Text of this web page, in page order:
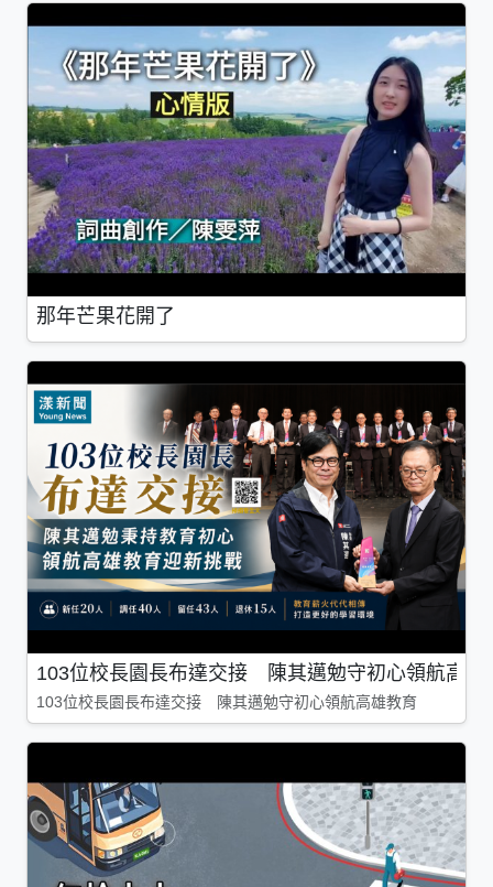
那年芒果花開了
103位校長園長布達交接 陳其邁勉守初心領航高雄
103位校長園長布達交接 陳其邁勉守初心領航高雄教育